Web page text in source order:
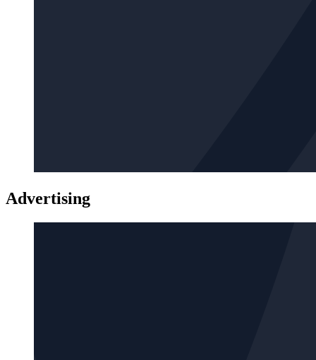
Advertising